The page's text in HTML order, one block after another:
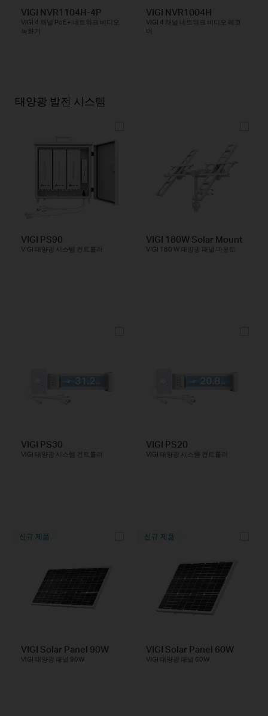
VIGI NVR1104H-4P
VIGI 4 채널 PoE+ 네트워크 비디오
녹화기
VIGI NVR1004H
VIGI 4 채널 네트워크 비디오 레코
더
태양광 발전 시스템
VIGI PS90
VIGI 태양광 시스템 컨트롤러
VIGI 180W Solar Mount
VIGI 180 W 태양광 패널 마운트
VIGI PS30
VIGI 태양광 시스템 컨트롤러
VIGI PS20
VIGI 태양광 시스템 컨트롤러
신규 제품
VIGI Solar Panel 90W
VIGI 태양광 패널 90W
신규 제품
VIGI Solar Panel 60W
VIGI 태양광 패널 60W